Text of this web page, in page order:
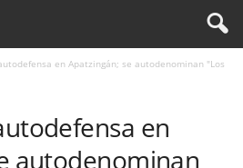
en Apatzingán; se autodenominan "Los
en
autodenominan